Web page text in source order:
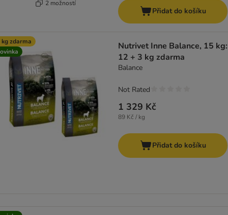
2 možností
Přidat do košíku
kg zdarma
Nutrivet Inne Balance, 15 kg:
12 + 3 kg zdarma
Balance
1 329 Kč
89 Kč / kg
Not Rated
Přidat do košíku